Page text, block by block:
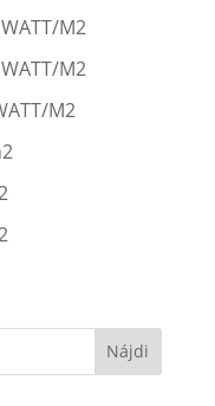
M2
M2
M2